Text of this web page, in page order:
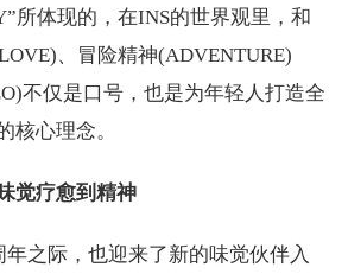
所体现的，在INS的世界观里，和
、冒险精神(ADVENTURE)
不仅是口号，也是为年轻人打造全
核心理念。
觉疗愈到精神
年之际，也迎来了新的味觉伙伴入